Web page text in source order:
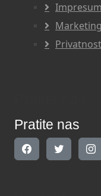
Impresum
Marketing
Pratite nas